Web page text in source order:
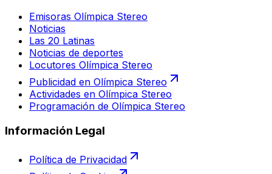
Emisoras Olímpica Stereo
Noticias
Las 20 Latinas
Noticias de deportes
Locutores Olímpica Stereo
Publicidad en Olímpica Stereo
Actividades en Olímpica Stereo
Programación de Olímpica Stereo
Información Legal
Política de Privacidad